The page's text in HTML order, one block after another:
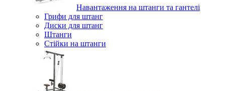
Навантаження на штанги та гантелі
Грифи для штанг
Диски для штанг
Штанги
Стійки на штанги